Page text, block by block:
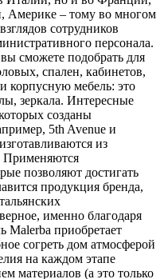
Америке – тому во многом
сотрудников
персонала.
сможете подобрать для
спален, кабинетов,
корпусную мебель: это
зеркала. Интересные
созданы
5th Avenue и
из
Применяются
позволяют достигать
продукция бренда,
именно благодаря
Malerba приобретает
согреть дом атмосферой
на каждом этапе
материалов (а это только